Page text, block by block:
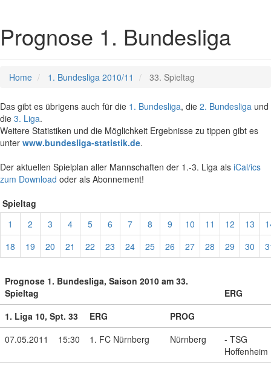
Prognose 1. Bundesliga
Home 1. Bundesliga 2010/11 33. Spieltag
Das gibt es übrigens auch für die 1. Bundesliga, die 2. Bundesliga und
die 3. Liga.
Weitere Statistiken und die Möglichkeit Ergebnisse zu tippen gibt es
unter www.bundesliga-statistik.de.
Der aktuellen Spielplan aller Mannschaften der 1.-3. Liga als iCal/ics
zum Download oder als Abonnement!
Spieltag
1
2 3 4 5 6 7 8 9 10 11 12 13
18
19 20 21 22 23 24 25 26 27 28 29 30
Prognose 1. Bundesliga, Saison 2010 am 33.
Spieltag
ERG
1. Liga 10, Spt. 33
ERG
PROG
07.05.2011
15:30 1. FC Nürnberg Nürnberg
- TSG
Hoffenheim